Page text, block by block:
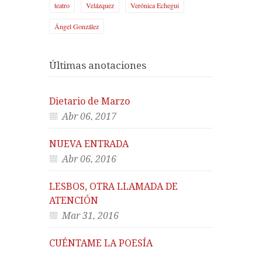
teatro Velázquez Verónica Echegui
Ángel González
Últimas anotaciones
Dietario de Marzo
Abr 06, 2017
NUEVA ENTRADA
Abr 06, 2016
LESBOS, OTRA LLAMADA DE
ATENCIÓN
Mar 31, 2016
CUÉNTAME LA POESÍA